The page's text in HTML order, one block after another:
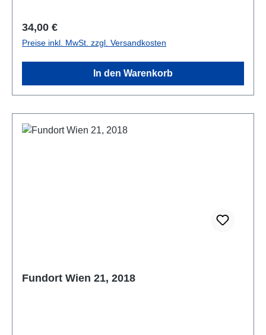
Regulärer Preis:
34,00 €
Preise inkl. MwSt. zzgl. Versandkosten
In den Warenkorb
Fundort Wien 21, 2018